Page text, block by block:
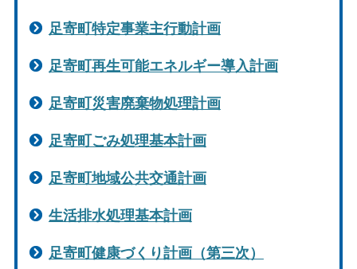
足寄町特定事業主行動計画
足寄町再生可能エネルギー導入計画
足寄町災害廃棄物処理計画
足寄町ごみ処理基本計画
足寄町地域公共交通計画
生活排水処理基本計画
足寄町健康づくり計画（第三次）